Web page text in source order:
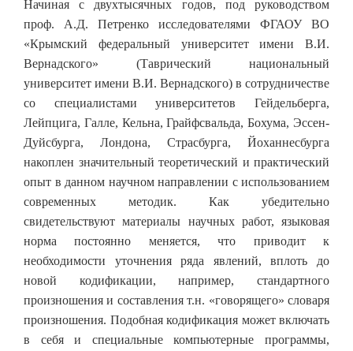
Начиная с двухтысячных годов, под руководством
проф. А.Д. Петренко исследователями ФГАОУ ВО
«Крымский федеральный университет имени В.И.
Вернадского» (Таврический национальный
университет имени В.И. Вернадского) в сотрудничестве
со специалистами университетов Гейдельберга,
Лейпцига, Галле, Кельна, Грайфсвальда, Бохума, Эссен-
Дуйсбурга, Лондона, Страсбурга, Йоханнесбурга
накоплен значительный теоретический и практический
опыт в данном научном направлении с использованием
современных методик. Как убедительно
свидетельствуют материалы научных работ, языковая
норма постоянно меняется, что приводит к
необходимости уточнения ряда явлений, вплоть до
новой кодификации, например, стандартного
произношения и составления т.н. «говорящего» словаря
произношения. Подобная кодификация может включать
в себя и специальные компьютерные программы,